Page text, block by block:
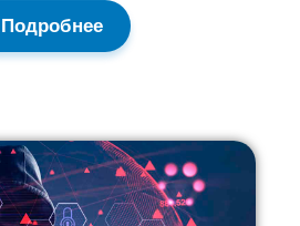
Подробнее